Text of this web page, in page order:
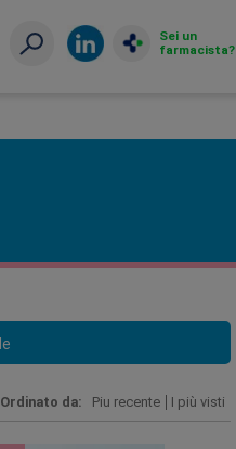
Sei un
farmacista?
Ordinato da: Piu recente I più visti